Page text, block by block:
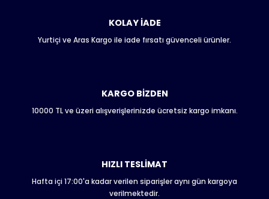
Ürün resmi kalitesiz, bozuk veya görüntülenemiyor.
Ürün fiyatı diğer sitelerden daha pahalı.
Bu ürüne benzer farklı alternatifler olmalı.
Gönder
KOLAY İADE
Yurtiçi ve Aras Kargo ile iade fırsatı güvenceli ürünler.
KARGO BİZDEN
10000 TL ve üzeri alışverişlerinizde ücretsiz kargo imkanı.
HIZLI TESLİMAT
Hafta içi 17:00'a kadar verilen siparişler aynı gün kargoya
verilmektedir.